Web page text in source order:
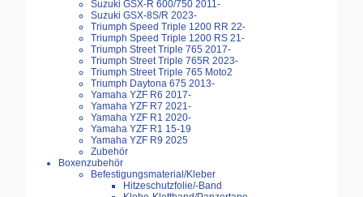
Suzuki GSX-R 600/750 2011-
Suzuki GSX-8S/R 2023-
Triumph Speed Triple 1200 RR 22-
Triumph Speed Triple 1200 RS 21-
Triumph Street Triple 765 2017-
Triumph Street Triple 765R 2023-
Triumph Street Triple 765 Moto2
Triumph Daytona 675 2013-
Yamaha YZF R6 2017-
Yamaha YZF R7 2021-
Yamaha YZF R1 2020-
Yamaha YZF R1 15-19
Yamaha YZF R9 2025
Zubehör
Boxenzubehör
Befestigungsmaterial/Kleber
Hitzeschutzfolie/-Band